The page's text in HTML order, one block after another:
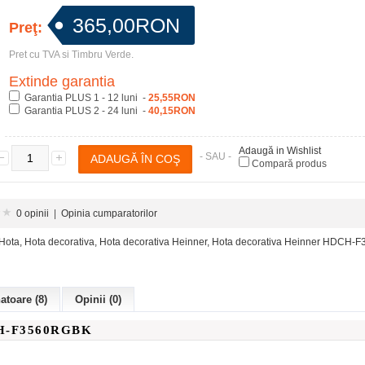
Preţ: 365,00RON
Pret cu TVA si Timbru Verde.
Extinde garantia
Garantia PLUS 1 - 12 luni - 25,55RON
Garantia PLUS 2 - 24 luni - 40,15RON
- SAU - Adaugă in Wishlist
Compară produs
0 opinii Opinia cumparatorilor
, Hota decorativa, Hota decorativa Heinner, Hota decorativa Heinner HDCH-
(8) Opinii (0)
F3560RGBK